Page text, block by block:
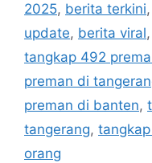
2025, berita terkini,
update, berita viral,
tangkap 492
preman di
preman di banten,
tangerang,
orang